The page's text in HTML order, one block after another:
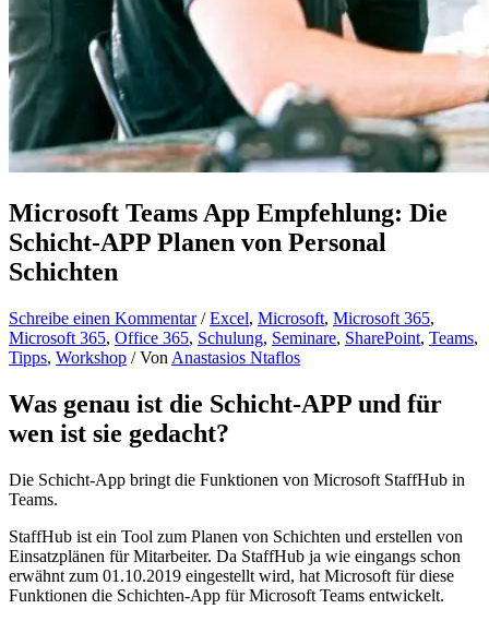
Microsoft Teams App Empfehlung: Die
Schicht-APP Planen von Personal
Schichten
Schreibe einen Kommentar /Excel, Microsoft, Microsoft 365,
Microsoft 365, Office 365, Schulung, Seminare, SharePoint, Teams,
Tipps, Workshop / Von Anastasios Ntaflos
Was genau ist die Schicht-APP und für
wen ist sie gedacht?
Die Schicht-App bringt die Funktionen von Microsoft StaffHub in
Teams.
StaffHub ist ein Tool zum Planen von Schichten und erstellen von
Einsatzplänen für Mitarbeiter. Da StaffHub ja wie eingangs schon
erwähnt zum 01.10.2019 eingestellt wird, hat Microsoft für diese
Funktionen die Schichten-App für Microsoft Teams entwickelt.